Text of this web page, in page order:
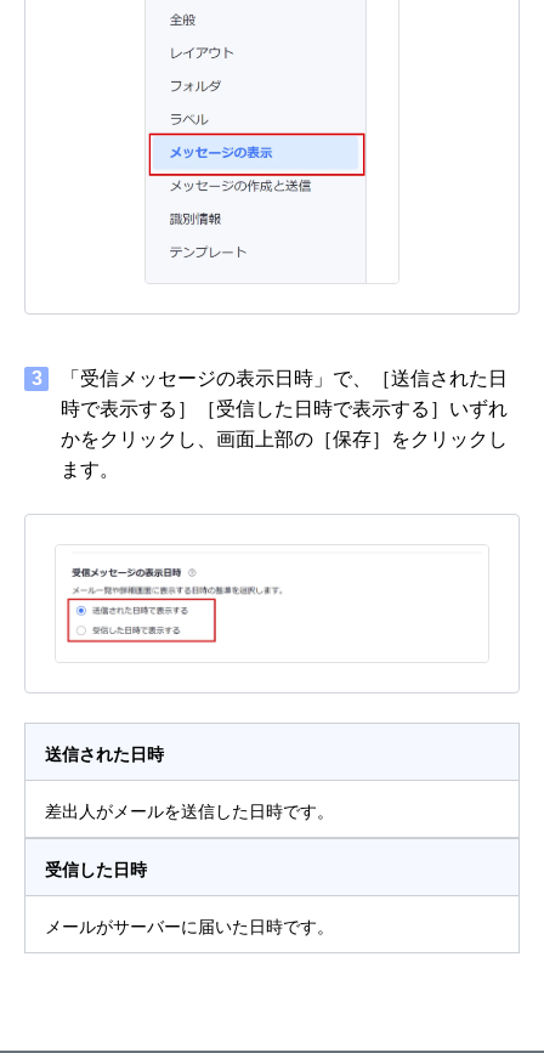
3
「受信メッセージの表示日時」で、［送信された日
時で表示する］［受信した日時で表示する］いずれ
かをクリックし、画面上部の［保存］をクリックし
ます。
送信された日時
差出人がメールを送信した日時です。
受信した日時
メールがサーバーに届いた日時です。